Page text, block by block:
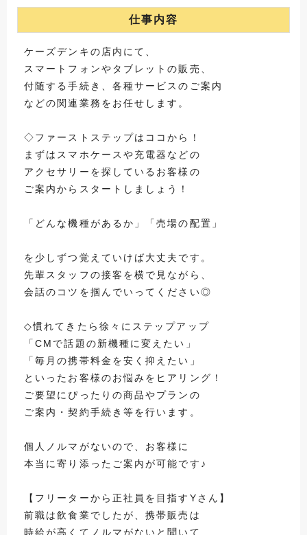
仕事内容
ケーズデンキの店内にて、
スマートフォンやタブレットの販売、
付随する手続き、各種サービスのご案内
などの関連業務をお任せします。
◇ファーストステップはココから！
まずはスマホケースや充電器などの
アクセサリーを探しているお客様の
ご案内からスタートしましょう！
「どんな機種があるか」「売場の配置」
を少しずつ覚えていけば大丈夫です。
先輩スタッフの接客を横で見ながら、
会話のコツを掴んでいってください◎
◇慣れてきたら徐々にステップアップ
「CMで話題の新機種に変えたい」
「毎月の携帯料金を安く抑えたい」
といったお客様のお悩みをヒアリング！
ご要望にぴったりの商品やプランの
ご案内・契約手続き等を行います。
個人ノルマがないので、お客様に
本当に寄り添ったご案内が可能です♪
【フリーターから正社員を目指すYさん】
前職は飲食業でしたが、携帯販売は
時給が高くてノルマがないと聞いて